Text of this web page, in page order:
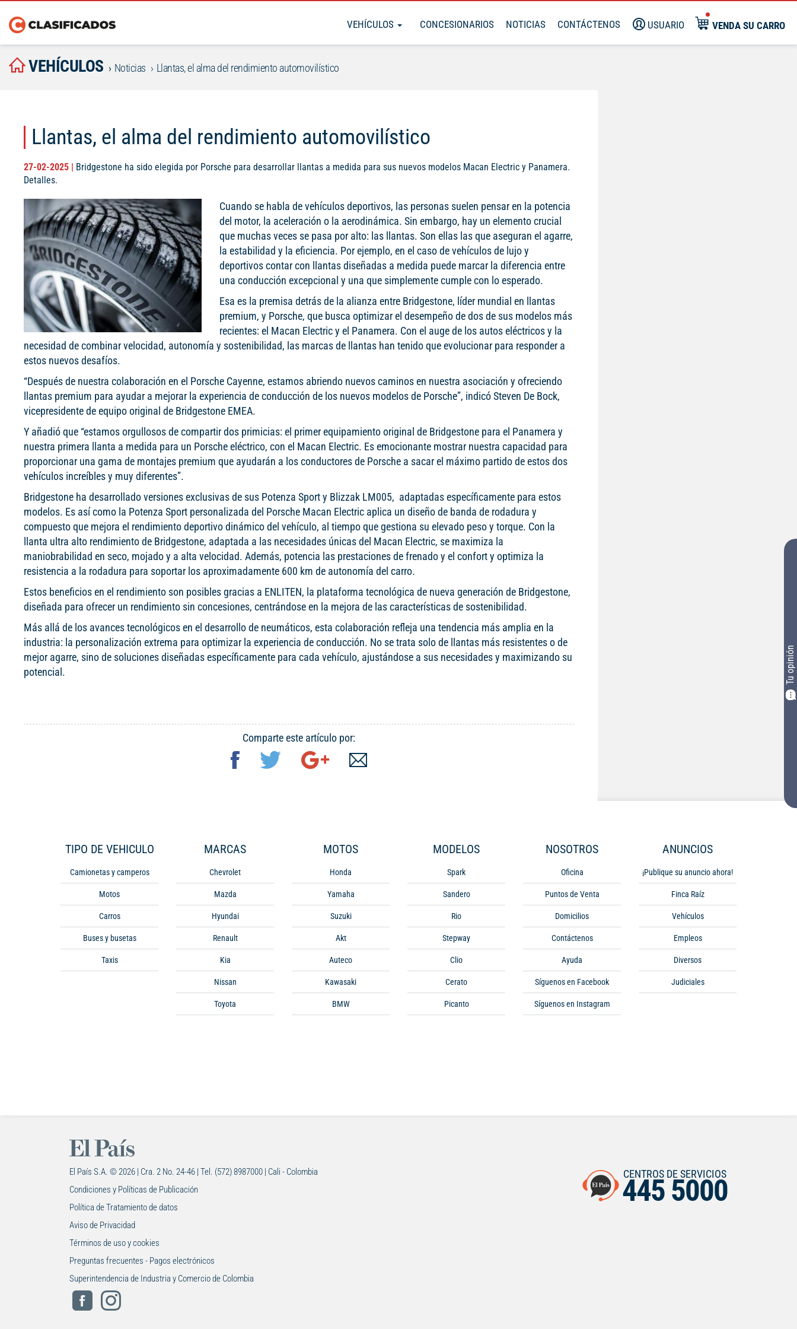
VEHÍCULOS CONCESIONARIOS NOTICIAS CONTÁCTENOS USUARIO VENDA SU CARRO
VEHÍCULOS Noticias Llantas, el alma del rendimiento automovilístico
Llantas, el alma del rendimiento automovilístico
27-02-2025 | Bridgestone ha sido elegida por Porsche para desarrollar llantas a medida para sus nuevos modelos Macan Electric y Panamera.
Detalles.
Cuando se habla de vehículos deportivos, las personas suelen pensar en la potencia
del motor, la aceleración o la aerodinámica. Sin embargo, hay un elemento crucial
que muchas veces se pasa por alto: las llantas. Son ellas las que aseguran el agarre,
la estabilidad y la eficiencia. Por ejemplo, en el caso de vehículos de lujo y
deportivos contar con llantas diseñadas a medida puede marcar la diferencia entre
una conducción excepcional y una que simplemente cumple con lo esperado.
Esa es la premisa detrás de la alianza entre Bridgestone, líder mundial en llantas
premium, y Porsche, que busca optimizar el desempeño de dos de sus modelos más
recientes: el Macan Electric y el Panamera. Con el auge de los autos eléctricos y la
necesidad de combinar velocidad, autonomía y sostenibilidad, las marcas de llantas han tenido que evolucionar para responder a
estos nuevos desafíos.
“Después de nuestra colaboración en el Porsche Cayenne, estamos abriendo nuevos caminos en nuestra asociación y ofreciendo
llantas premium para ayudar a mejorar la experiencia de conducción de los nuevos modelos de Porsche”, indicó Steven De Bock,
vicepresidente de equipo original de Bridgestone EMEA.
Y añadió que “estamos orgullosos de compartir dos primicias: el primer equipamiento original de Bridgestone para el Panamera y
nuestra primera llanta a medida para un Porsche eléctrico, con el Macan Electric. Es emocionante mostrar nuestra capacidad para
proporcionar una gama de montajes premium que ayudarán a los conductores de Porsche a sacar el máximo partido de estos dos
vehículos increíbles y muy diferentes”.
Bridgestone ha desarrollado versiones exclusivas de sus Potenza Sport y Blizzak LM005, adaptadas específicamente para estos
modelos. Es así como la Potenza Sport personalizada del Porsche Macan Electric aplica un diseño de banda de rodadura y
compuesto que mejora el rendimiento deportivo dinámico del vehículo, al tiempo que gestiona su elevado peso y torque. Con la
llanta ultra alto rendimiento de Bridgestone, adaptada a las necesidades únicas del Macan Electric, se maximiza la
maniobrabilidad en seco, mojado y a alta velocidad. Además, potencia las prestaciones de frenado y el confort y optimiza la
resistencia a la rodadura para soportar los aproximadamente 600 km de autonomía del carro.
Estos beneficios en el rendimiento son posibles gracias a ENLITEN, la plataforma tecnológica de nueva generación de Bridgestone,
diseñada para ofrecer un rendimiento sin concesiones, centrándose en la mejora de las características de sostenibilidad.
Más allá de los avances tecnológicos en el desarrollo de neumáticos, esta colaboración refleja una tendencia más amplia en la
industria: la personalización extrema para optimizar la experiencia de conducción. No se trata solo de llantas más resistentes o de
mejor agarre, sino de soluciones diseñadas específicamente para cada vehículo, ajustándose a sus necesidades y maximizando su
potencial.
Tu opinión
Comparte este artículo por:
TIPO DE VEHICULO
Camionetas y camperos
Motos
Carros
Buses y busetas
Taxis
MARCAS
Chevrolet
Mazda
Hyundai
Renault
Kia
Nissan
Toyota
MOTOS
Honda
Yamaha
Suzuki
Akt
Auteco
Kawasaki
BMW
MODELOS
Spark
Sandero
Rio
Stepway
Clio
Cerato
Picanto
NOSOTROS
Oficina
Puntos de Venta
Domicilios
Contáctenos
Ayuda
Síguenos en Facebook
Síguenos en Instagram
ANUNCIOS
¡Publique su anuncio ahora!
Finca Raíz
Vehículos
Empleos
Diversos
Judiciales
El País S.A. © 2026 | Cra. 2 No. 24-46 | Tel. (572) 8987000 | Cali - Colombia
Condiciones y Políticas de Publicación
Política de Tratamiento de datos
Aviso de Privacidad
Términos de uso y cookies
Preguntas frecuentes - Pagos electrónicos
Superintendencia de Industria y Comercio de Colombia
CENTROS DE SERVICIOS
445 5000